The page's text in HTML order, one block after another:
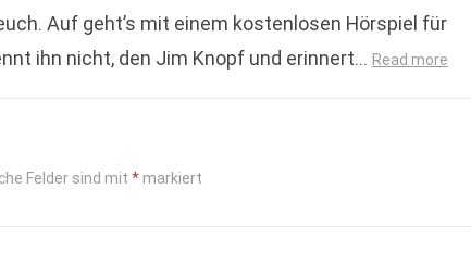
Auf geht’s mit einem kostenlosen Hörspiel für
ihn nicht, den Jim Knopf und erinnert… Read more
Felder sind mit * markiert